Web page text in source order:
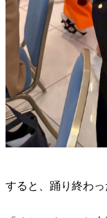
すると、踊り終わっ